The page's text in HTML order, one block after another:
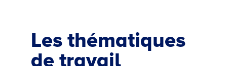
Les thématiques
de travail